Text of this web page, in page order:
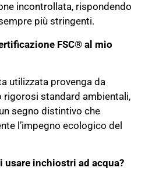
incontrollata, rispondendo
più stringenti.
FSC® al mio
utilizzata provenga da
standard ambientali,
segno distintivo che
l’impegno ecologico del
usare inchiostri ad acqua?